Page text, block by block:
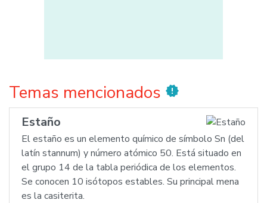
Temas mencionados new_releases
Estaño
El estaño es un elemento químico de símbolo Sn (del
latín stannum) y número atómico 50. Está situado en
el grupo 14 de la tabla periódica de los elementos.
Se conocen 10 isótopos estables. Su principal mena
es la casiterita.